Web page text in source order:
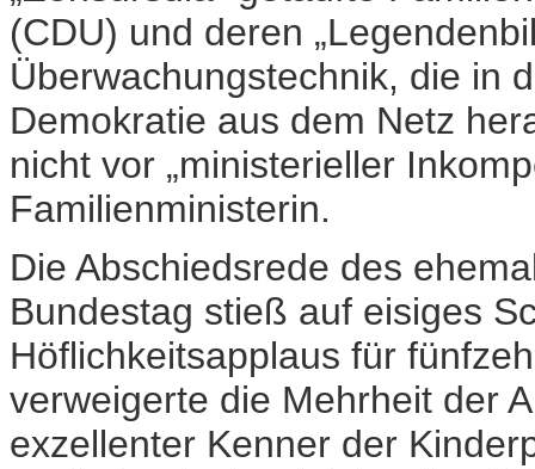
(CDU) und deren
Überwachungstechnik, die in
Demokratie aus dem Netz
nicht vor „ministerieller
Familienministerin.
Die Abschiedsrede des
Bundestag stieß auf eisiges
Höflichkeitsapplaus für
verweigerte die Mehrheit der
exzellenter Kenner der